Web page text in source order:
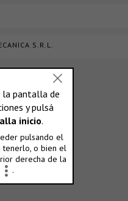
S.R.L.